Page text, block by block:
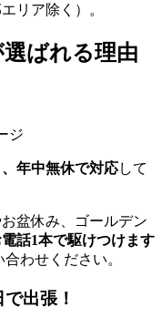
リア除く）。
選ばれる理由
、年中無休で対応して
盆休み、ゴールデン
話1本で駆けつけます
わせください。
出張！